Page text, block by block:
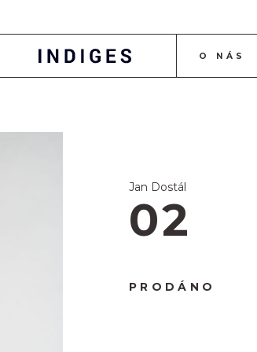
O NÁS
Jan Dostál
02
PRODÁNO